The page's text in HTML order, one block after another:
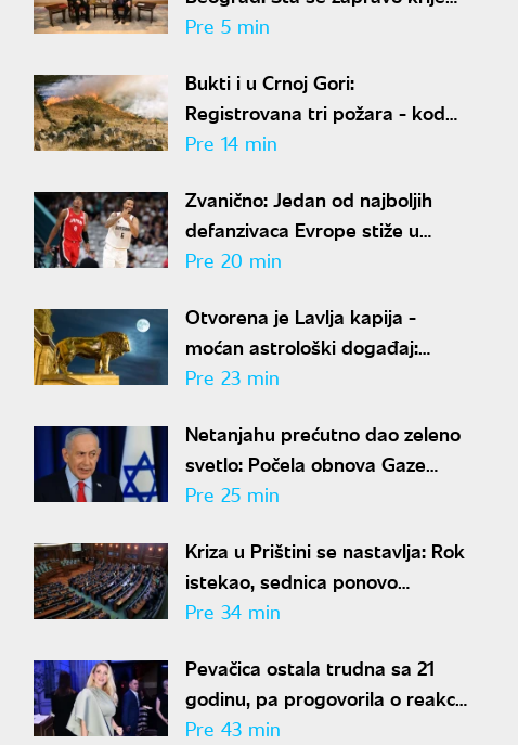
iza istorijske posete Srbiji?
Pre 5 min
Bukti i u Crnoj Gori:
Registrovana tri požara - kod
Kolašina, Bara i Cetinja
Pre 14 min
Zvanično: Jedan od najboljih
defanzivaca Evrope stiže u
Zvezdu
Pre 20 min
Otvorena je Lavlja kapija -
moćan astrološki događaj:
Portal 888 donosi sudbinski
Pre 23 min
Netanjahu prećutno dao zeleno
svetlo: Počela obnova Gaze
uprkos ranijem obećanju
Pre 25 min
Kriza u Prištini se nastavlja: Rok
istekao, sednica ponovo
prekinuta - Kurti traži još
Pre 34 min
Pevačica ostala trudna sa 21
godinu, pa progovorila o reakciji
porodice: "Bila sam na
Pre 43 min